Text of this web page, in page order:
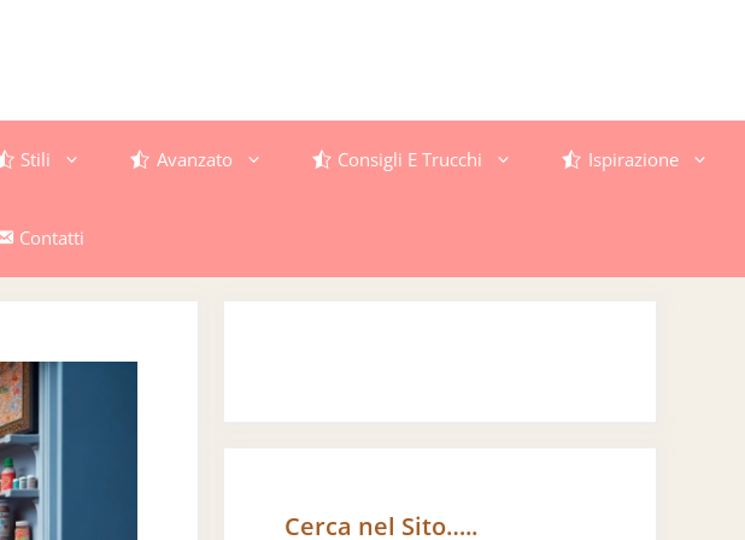
Stili Avanzato Consigli E Trucchi Ispirazione
Contatti
Cerca nel Sito…..